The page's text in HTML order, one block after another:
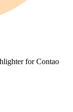
for Contao